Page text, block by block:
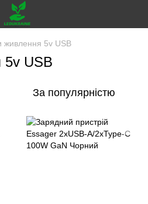
живлення 5v USB
5v USB
За популярністю